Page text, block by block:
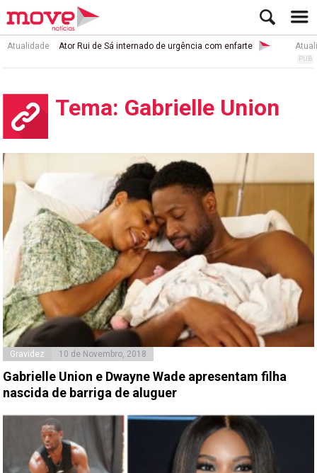
Atualidade Ator Rui de Sá internado de urgência com enfarte
Tema: Gabrielle Union
Gravidez 10 de Novembro, 2018
Gabrielle Union e Dwayne Wade apresentam filha
nascida de barriga de aluguer